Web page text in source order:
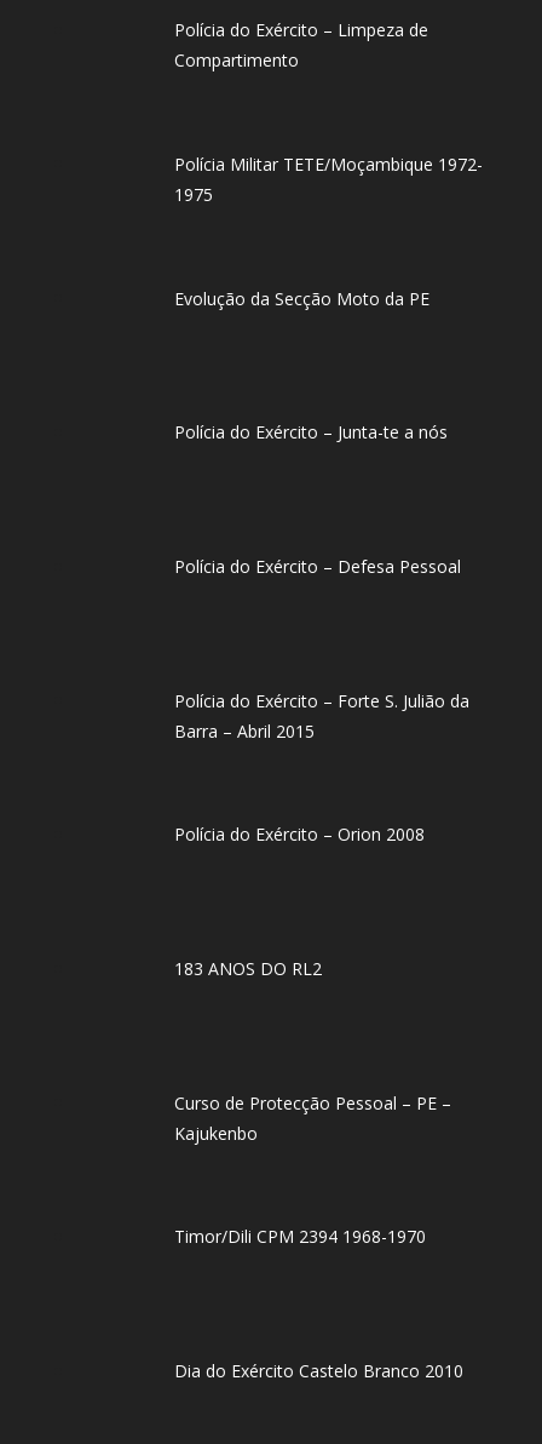
Polícia do Exército – Limpeza de
Compartimento
Polícia Militar TETE/Moçambique 1972-
1975
Evolução da Secção Moto da PE
Polícia do Exército – Junta-te a nós
Polícia do Exército – Defesa Pessoal
Polícia do Exército – Forte S. Julião da
Barra – Abril 2015
Polícia do Exército – Orion 2008
183 ANOS DO RL2
Curso de Protecção Pessoal – PE –
Kajukenbo
Timor/Dili CPM 2394 1968-1970
Dia do Exército Castelo Branco 2010